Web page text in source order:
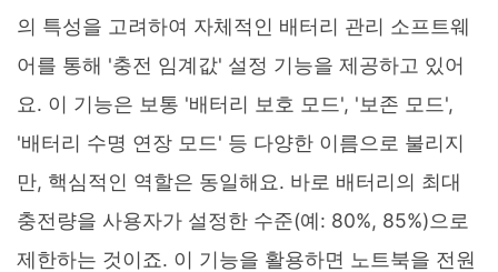
의 특성을 고려하여 자체적인 배터리 관리 소프트웨
어를 통해 '충전 임계값' 설정 기능을 제공하고 있어
요. 이 기능은 보통 '배터리 보호 모드', '보존 모드',
'배터리 수명 연장 모드' 등 다양한 이름으로 불리지
만, 핵심적인 역할은 동일해요. 바로 배터리의 최대
충전량을 사용자가 설정한 수준(예: 80%, 85%)으로
제한하는 것이죠. 이 기능을 활용하면 노트북을 전원